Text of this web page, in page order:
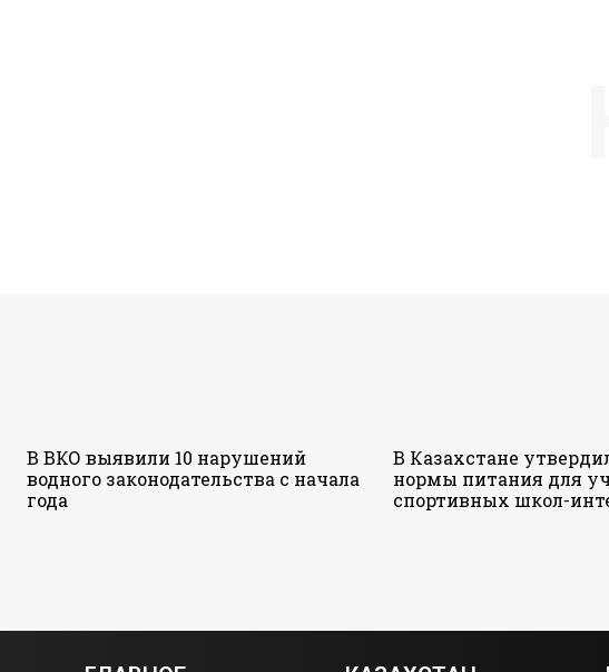
В ВКО выявили 10 нарушений
водного законодательства с начала
года
В Казахстане
нормы питания для
спортивных школ-